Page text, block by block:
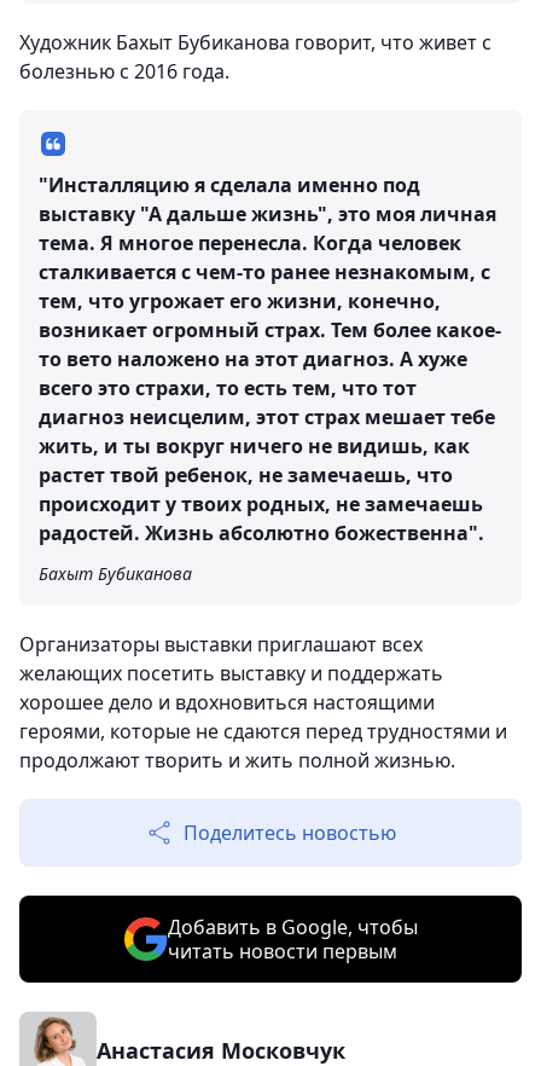
Художник Бахыт Бубиканова говорит, что живет с
болезнью с 2016 года.
"Инсталляцию я сделала именно под
выставку "А дальше жизнь", это моя личная
тема. Я многое перенесла. Когда человек
сталкивается с чем-то ранее незнакомым, с
тем, что угрожает его жизни, конечно,
возникает огромный страх. Тем более какое-
то вето наложено на этот диагноз. А хуже
всего это страхи, то есть тем, что тот
диагноз неисцелим, этот страх мешает тебе
жить, и ты вокруг ничего не видишь, как
растет твой ребенок, не замечаешь, что
происходит у твоих родных, не замечаешь
радостей. Жизнь абсолютно божественна".
Бахыт Бубиканова
Организаторы выставки приглашают всех
желающих посетить выставку и поддержать
хорошее дело и вдохновиться настоящими
героями, которые не сдаются перед трудностями и
продолжают творить и жить полной жизнью.
Поделитесь новостью
Добавить в Google, чтобы
читать новости первым
Анастасия Московчук